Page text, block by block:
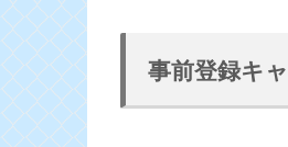
事前登録キ